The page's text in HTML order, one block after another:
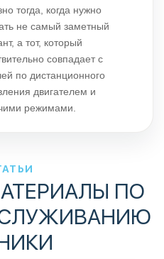
тогда, когда нужно
не самый заметный
а тот, который
совпадает с
по дистанционного
двигателем и
режимами.
ПО